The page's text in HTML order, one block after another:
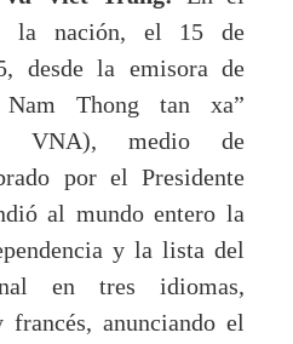
la nación, el 15 de
desde la emisora de
Thong tan xa”
VNA), medio de
por el Presidente
al mundo entero la
y la lista del
en tres idiomas,
anunciando el